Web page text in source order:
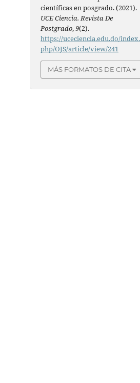
científicas en posgrado. (2021).
UCE Ciencia. Revista De
Postgrado,9(2).
https://uceciencia.edu.do/index.
php/OJS/article/view/241
MÁS FORMATOS DE CITA